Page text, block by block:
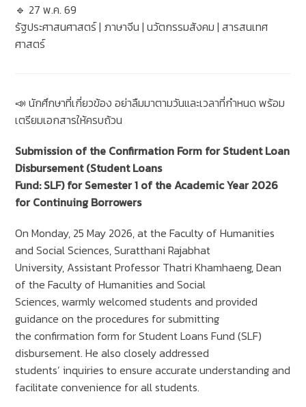
🔹 27 พ.ค. 69
รัฐประศาสนศาสตร์ | ภาษาจีน | นวัตกรรมสังคม | สารสนเทศ
ศาสตร์
📣 นักศึกษาที่เกี่ยวข้อง อย่าลืมมาตามวันและเวลาที่กำหนด พร้อม
เตรียมเอกสารให้ครบถ้วน
Submission of the Confirmation Form for Student Loan
Disbursement (Student Loans
Fund: SLF) for Semester 1 of the Academic Year 2026
for Continuing Borrowers
On Monday, 25 May 2026, at the Faculty of Humanities
and Social Sciences, Suratthani Rajabhat
University, Assistant Professor Thatri Khamhaeng, Dean
of the Faculty of Humanities and Social
Sciences, warmly welcomed students and provided
guidance on the procedures for submitting
the confirmation form for Student Loans Fund (SLF)
disbursement. He also closely addressed
students’ inquiries to ensure accurate understanding and
facilitate convenience for all students.